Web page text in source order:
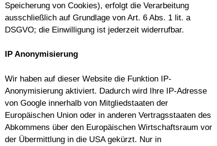
Speicherung von Cookies), erfolgt die Verarbeitung
ausschließlich auf Grundlage von Art. 6 Abs. 1 lit. a
DSGVO; die Einwilligung ist jederzeit widerrufbar.
IP Anonymisierung
Wir haben auf dieser Website die Funktion IP-
Anonymisierung aktiviert. Dadurch wird Ihre IP-Adresse
von Google innerhalb von Mitgliedstaaten der
Europäischen Union oder in anderen Vertragsstaaten des
Abkommens über den Europäischen Wirtschaftsraum vor
der Übermittlung in die USA gekürzt. Nur in